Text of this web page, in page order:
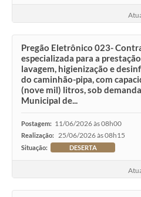
Pregão Eletrônico 023-
especializada para a
lavagem, higienização e
do caminhão-pipa, com
(nove mil) litros, sob
Municipal de...
Postagem: 11/06/2026 às 08h00
Realização: 25/06/2026 às 08h15
Situação: DESERTA